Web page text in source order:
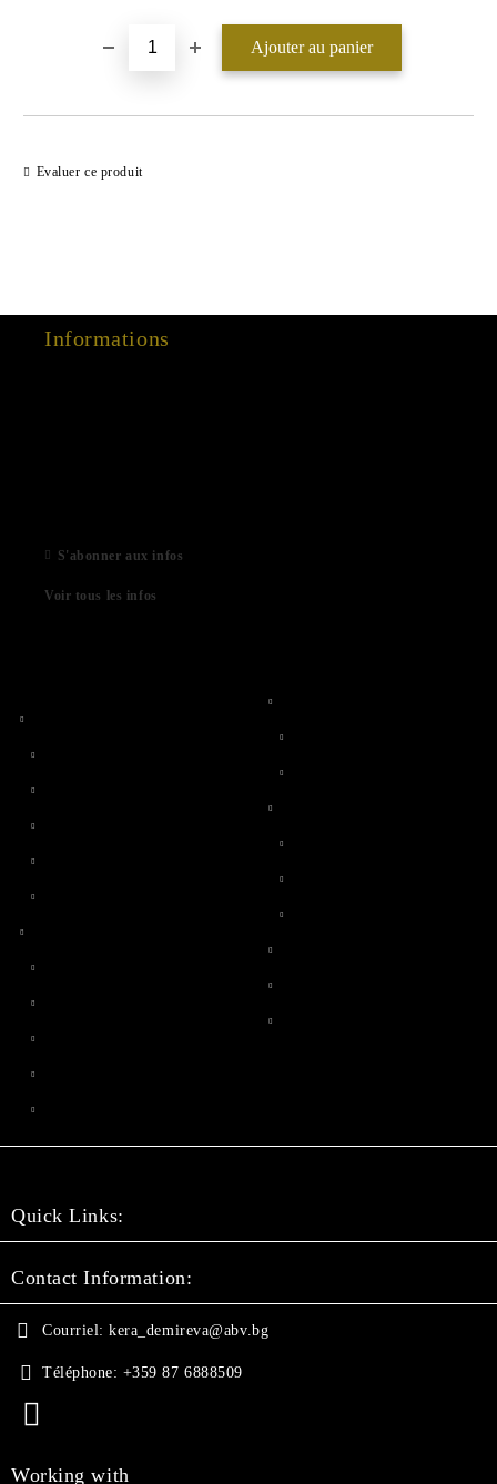
Evaluer ce produit
Informations
S'abonner aux infos
Voir tous les infos
Quick Links:
Contact Information:
Courriel: kera_demireva@abv.bg
Téléphone: +359 87 6888509
Working with